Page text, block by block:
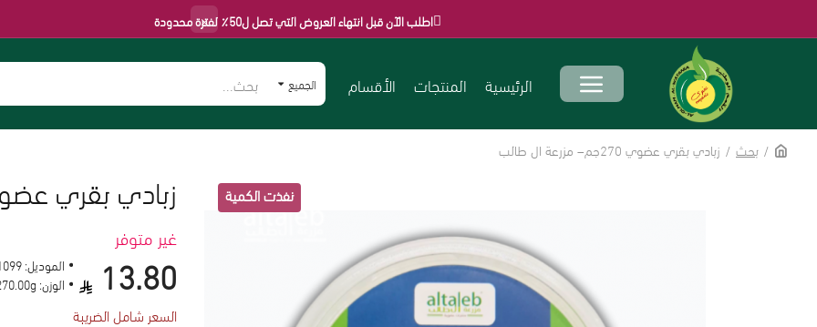
اطلب الآن قبل انتهاء العروض التي تصل ل50٪ لفترة محدودة ×
الرئيسية المنتجات الأقسام الجميع
بحث زبادي بقري عضوي 270جم– مزرعة ال طالب
غير متوفر
زبادي بقري عضوي 270جم– مزرعة
13.80
السعر شامل الضريبة
الموديل:
الوزن: